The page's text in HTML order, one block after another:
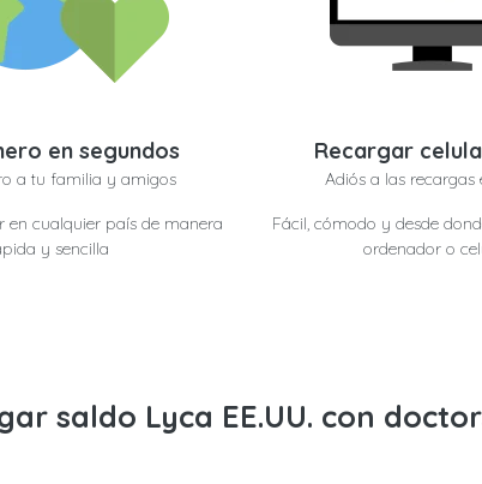
en segundos
a tu familia y amigos
en cualquier país de manera
y sencilla
Recargar
Adiós a las recargas
Fácil, cómodo y desde
ordenador o
saldo Lyca EE.UU. con